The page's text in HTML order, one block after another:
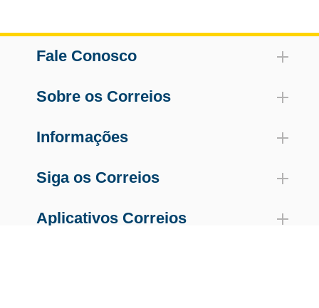
Fale Conosco
Sobre os Correios
Informações
Siga os Correios
Aplicativos Correios